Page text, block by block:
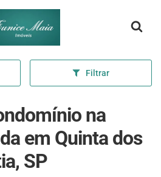
inicial
Filtrar
na
em Quinta dos
SP